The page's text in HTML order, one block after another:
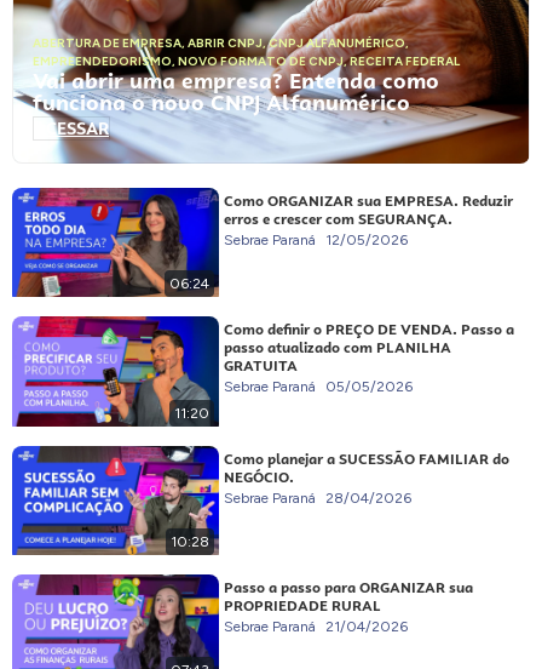
ABERTURA DE EMPRESA, ABRIR CNPJ,CNPJ ALFANUMÉRICO,
EMPREENDEDORISMO, NOVO FORMATO DE CNPJ,RECEITA FEDERAL
Vai abrir uma empresa? Entenda como
funciona o novo CNPJ Alfanumérico
ACESSAR
06:24
Como ORGANIZAR sua EMPRESA. Reduzir
erros e crescer com SEGURANÇA.
Sebrae Paraná 12/05/2026
11:20
Como definir o PREÇO DE VENDA. Passo a
passo atualizado com PLANILHA
GRATUITA
Sebrae Paraná 05/05/2026
10:28
Como planejar a SUCESSÃO FAMILIAR do
NEGÓCIO.
Sebrae Paraná 28/04/2026
Passo a passo para ORGANIZAR sua
PROPRIEDADE RURAL
Sebrae Paraná 21/04/2026